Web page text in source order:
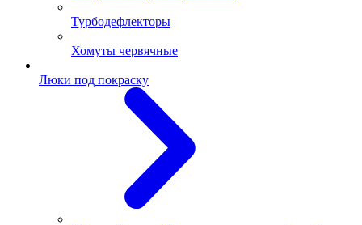
Турбодефлекторы
Хомуты червячные
Люки под покраску